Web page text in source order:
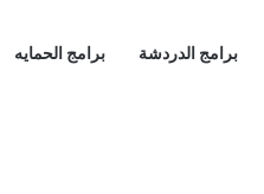
برامج الدردشة برامج الحمايه